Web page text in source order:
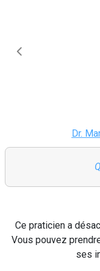
Dr.
Ce praticien a
Vous pouvez
ses